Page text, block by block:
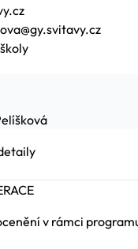
v rámci